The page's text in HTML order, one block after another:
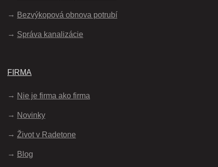
Bezvýkopová obnova potrubí
Správa kanalizácie
FIRMA
Nie je firma ako firma
Novinky
Život v Radetone
Blog